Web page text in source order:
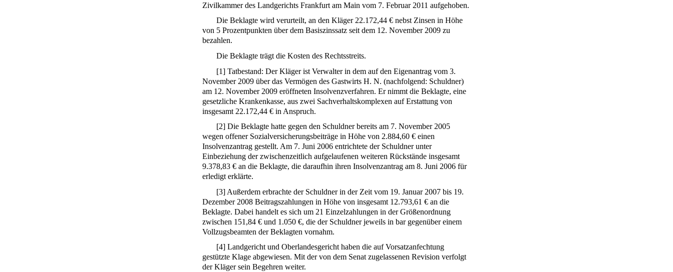
Zivilkammer des Landgerichts Frankfurt am Main vom 7. Februar 2011 aufgehoben.
Die Beklagte wird verurteilt, an den Kläger 22.172,44 € nebst Zinsen in Höhe
von 5 Prozentpunkten über dem Basiszinssatz seit dem 12. November 2009 zu
bezahlen.
Die Beklagte trägt die Kosten des Rechtsstreits.
[1] Tatbestand: Der Kläger ist Verwalter in dem auf den Eigenantrag vom 3.
November 2009 über das Vermögen des Gastwirts H. N. (nachfolgend: Schuldner)
am 12. November 2009 eröffneten Insolvenzverfahren. Er nimmt die Beklagte, eine
gesetzliche Krankenkasse, aus zwei Sachverhaltskomplexen auf Erstattung von
insgesamt 22.172,44 € in Anspruch.
[2] Die Beklagte hatte gegen den Schuldner bereits am 7. November 2005
wegen offener Sozialversicherungsbeiträge in Höhe von 2.884,60 € einen
Insolvenzantrag gestellt. Am 7. Juni 2006 entrichtete der Schuldner unter
Einbeziehung der zwischenzeitlich aufgelaufenen weiteren Rückstände insgesamt
9.378,83 € an die Beklagte, die daraufhin ihren Insolvenzantrag am 8. Juni 2006 für
erledigt erklärte.
[3] Außerdem erbrachte der Schuldner in der Zeit vom 19. Januar 2007 bis 19.
Dezember 2008 Beitragszahlungen in Höhe von insgesamt 12.793,61 € an die
Beklagte. Dabei handelt es sich um 21 Einzelzahlungen in der Größenordnung
zwischen 151,84 € und 1.050 €, die der Schuldner jeweils in bar gegenüber einem
Vollzugsbeamten der Beklagten vornahm.
[4] Landgericht und Oberlandesgericht haben die auf Vorsatzanfechtung
gestützte Klage abgewiesen. Mit der von dem Senat zugelassenen Revision verfolgt
der Kläger sein Begehren weiter.